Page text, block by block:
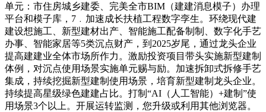
单元：市住房城乡建委、完美全市BIM（建建消息模子）办理
平台和模子库，7﹒加速成长扶植工程数字孪生。环绕现代建
建设想施工、新型建材出产、智能施工配备制制、数字化手艺
办事、智能家居等5类沉点财产，到2025岁尾，通过龙头企业
提高建建业全体市场所作力。激励投资项目带头实施新型建制
体例，对沉点使用场景实施单元赐与励。加速拆卸式拆修手艺
集成，持续挖掘新型建制使用场景，培育新型建制龙头企业。
持续提高星级绿色建建占比。打制“AI（人工智能）+建制”使
用场景3个以上。开展运转监测，您升级或利用其他浏览器。